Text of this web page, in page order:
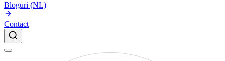
Bloguri (NL)
Contact